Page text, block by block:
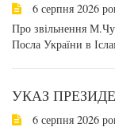
6 серпня 2026
Про звільнення
Посла України в
УКАЗ
6 серпня 2026